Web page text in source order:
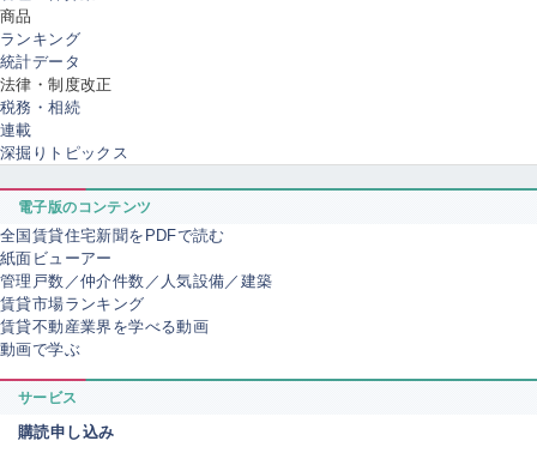
商品
ランキング
統計データ
法律・制度改正
税務・相続
連載
深掘りトピックス
電子版のコンテンツ
全国賃貸住宅新聞をPDFで読む
紙面ビューアー
管理戸数／仲介件数／人気設備／建築
賃貸市場ランキング
賃貸不動産業界を学べる動画
動画で学ぶ
サービス
購読申し込み